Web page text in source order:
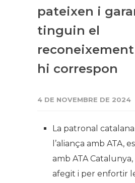
pateixen i
tinguin el
hi correspon
4 DE NOVEMBRE DE 2024
La patronal
l’aliança amb ATA,
amb ATA
afegit i per enfortir